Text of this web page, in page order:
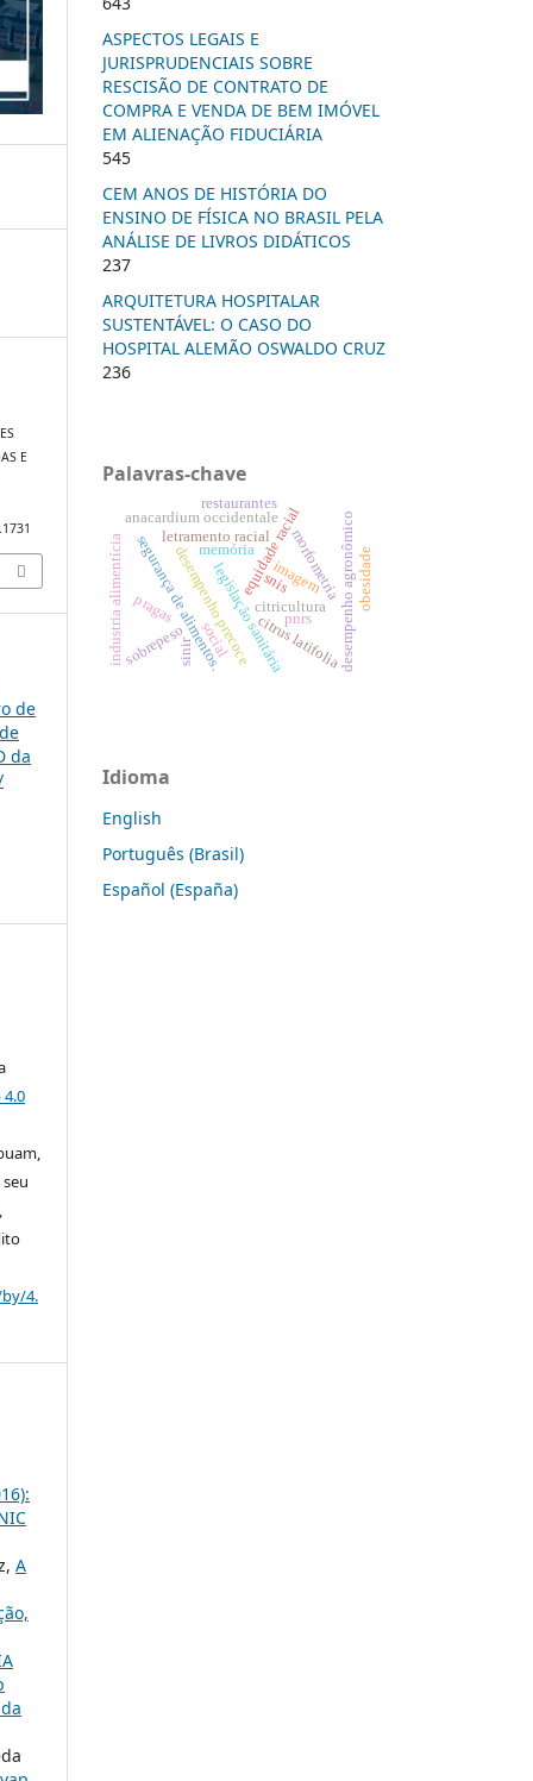
E
de
da
4.
A
ASPECTOS LEGAIS E
JURISPRUDENCIAIS SOBRE
RESCISÃO DE CONTRATO DE
COMPRA E VENDA DE BEM IMÓVEL
EM ALIENAÇÃO FIDUCIÁRIA
545
CEM ANOS DE HISTÓRIA DO
ENSINO DE FÍSICA NO BRASIL PELA
ANÁLISE DE LIVROS DIDÁTICOS
237
ARQUITETURA HOSPITALAR
SUSTENTÁVEL: O CASO DO
HOSPITAL ALEMÃO OSWALDO CRUZ
236
Palavras-chave
equidade racial
letramento racial
segurança de alimentos.legislação sanitáriacitrus latifolia
citricultura
desempenho precoce
anacardium occidentale desempenho agronômico
pragas
morfometria
sobrepeso
obesidade
industria alimentícia pnrs
snis
sinir
memória
imagem
social
restaurantes
Idioma
English
Português (Brasil)
Español (España)